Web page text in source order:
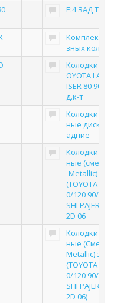
E:4 ЗАД Т
Комплект
зных
Колодки
OYOTA LAND
ISER 80 90
д.к-т
Колодки
ные
адние
Колодки
ные (смесь
-Metallic)
(TOYOTA LC
0/120 90/
SHI PAJERO
2D 06
Колодки
ные (Смесь
Metallic)
(TOYOTA LC
0/120 90/
SHI PAJERO
2D 06)